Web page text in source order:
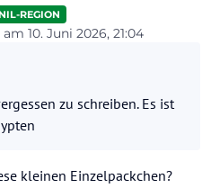
REGION
am 10. Juni 2026, 21:04
von
zu schreiben. Es ist
kleinen Einzelpackchen?